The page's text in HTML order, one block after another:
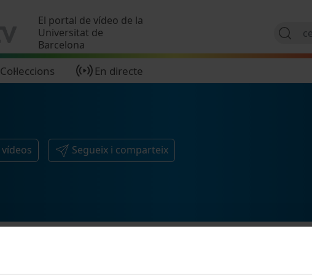
El portal de vídeo de la
Universitat de
Barcelona
Col·leccions En directe
vídeos Segueix i comparteix